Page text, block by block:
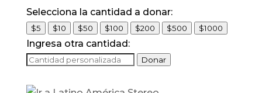
Selecciona la cantidad a donar:
$5 $10 $50 $100 $200 $500 $1000
Ingresa otra cantidad:
Donar